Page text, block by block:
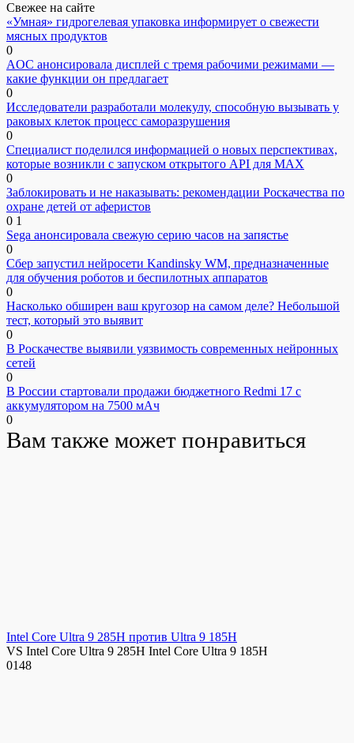
Свежее на сайте
«Умная» гидрогелевая упаковка информирует о свежести
мясных продуктов
0
AOC анонсировала дисплей с тремя рабочими режимами —
какие функции он предлагает
0
Исследователи разработали молекулу, способную вызывать у
раковых клеток процесс саморазрушения
0
Специалист поделился информацией о новых перспективах,
которые возникли с запуском открытого API для МАХ
0
Заблокировать и не наказывать: рекомендации Роскачества по
охране детей от аферистов
0 1
Sega анонсировала свежую серию часов на запястье
0
Сбер запустил нейросети Kandinsky WM, предназначенные
для обучения роботов и беспилотных аппаратов
0
Насколько обширен ваш кругозор на самом деле? Небольшой
тест, который это выявит
0
В Роскачестве выявили уязвимость современных нейронных
сетей
0
В России стартовали продажи бюджетного Redmi 17 с
аккумулятором на 7500 мАч
0
Вам также может понравиться
Intel Core Ultra 9 285H против Ultra 9 185H
VS Intel Core Ultra 9 285H Intel Core Ultra 9 185H
0148